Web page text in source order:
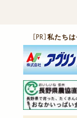
［PR］私たちは